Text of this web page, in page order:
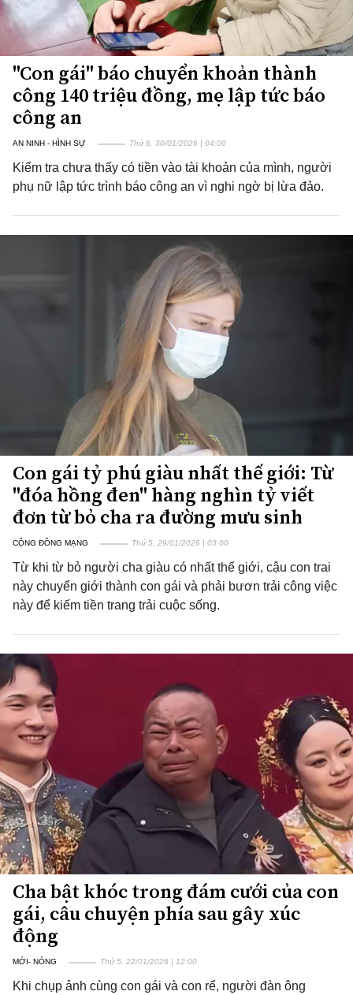
"Con gái" báo chuyển khoản thành
công 140 triệu đồng, mẹ lập tức báo
công an
AN NINH - HÌNH SỰ Thứ 6, 30/01/2026 | 04:00
Kiểm tra chưa thấy có tiền vào tài khoản của mình, người
phụ nữ lập tức trình báo công an vì nghi ngờ bị lừa đảo.
Con gái tỷ phú giàu nhất thế giới: Từ
"đóa hồng đen" hàng nghìn tỷ viết
đơn từ bỏ cha ra đường mưu sinh
CỘNG ĐỒNG MẠNG Thứ 5, 29/01/2026 | 03:00
Từ khi từ bỏ người cha giàu có nhất thế giới, cậu con trai
này chuyển giới thành con gái và phải bươn trải công việc
này để kiếm tiền trang trải cuộc sống.
Cha bật khóc trong đám cưới của con
gái, câu chuyện phía sau gây xúc
động
MỚI- NÓNG Thứ 5, 22/01/2026 | 12:00
Khi chụp ảnh cùng con gái và con rể, người đàn ông